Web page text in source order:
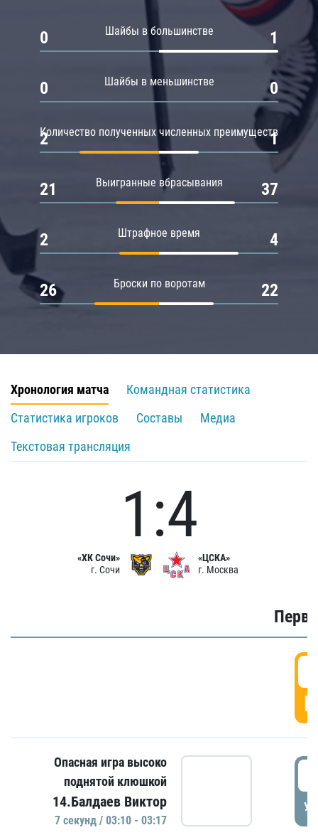
Шайбы в большинстве
0 1
Шайбы в меньшинстве
0 0
Количество полученных численных преимуществ
2 1
Выигранные вбрасывания
21 37
Штрафное время
2 4
Броски по воротам
26 22
Хронология матча
Командная статистика
Статистика игроков
Составы
Медиа
Текстовая трансляция
«ХК Сочи»
г. Сочи
1:4
«ЦСКА»
г. Москва
Опасная игра высоко
поднятой клюшкой
14.Балдаев Виктор
7 секунд / 03:10 - 03:17